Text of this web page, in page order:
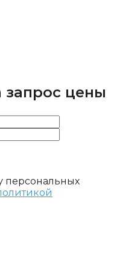
запрос цены
персональных